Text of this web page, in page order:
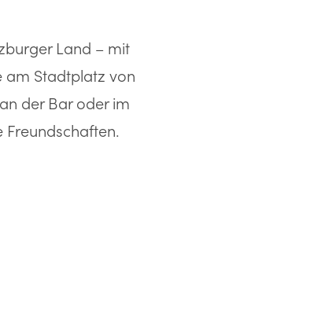
Land – mit
am Stadtplatz von
der Bar oder im